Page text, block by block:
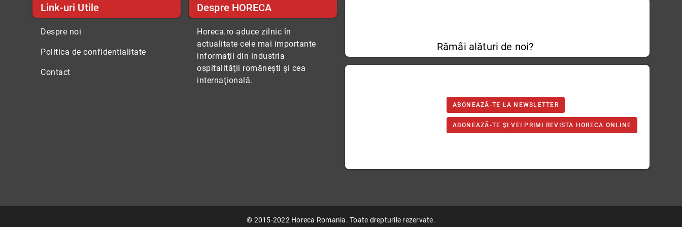
Link-uri Utile
Despre noi
Politica de confidentialitate
Contact
Despre HORECA
Horeca.ro aduce zilnic în
actualitate cele mai importante
informaţii din industria
ospitalităţii româneşti şi cea
internaţională.
Rămâi alături de noi?
ABONEAZĂ-TE LA NEWSLETTER
ABONEAZĂ-TE ȘI VEI PRIMI REVISTA HORECA ONLINE
© 2015-2022 Horeca Romania. Toate drepturile rezervate.